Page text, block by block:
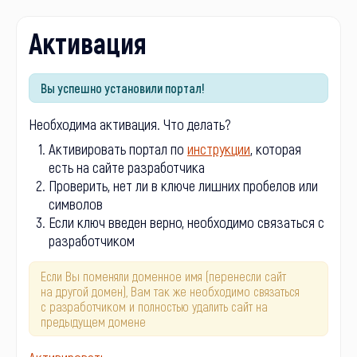
Активация
Вы успешно установили портал!
Необходима активация. Что делать?
Активировать портал по инструкции, которая
есть на сайте разработчика
Проверить, нет ли в ключе лишних пробелов или
символов
Если ключ введен верно, необходимо связаться с
разработчиком
Если Вы поменяли доменное имя (перенесли сайт
на другой домен), Вам так же необходимо связаться
с разработчиком и полностью удалить сайт на
предыдущем домене